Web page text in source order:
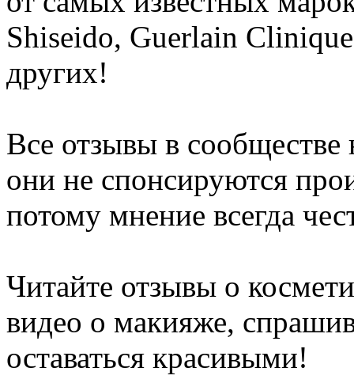
Shiseido, Guerlain
других!
Все отзывы в
они не спонсируются
потому мнение всегда
Читайте отзывы о
видео о макияже,
оставаться красивыми!